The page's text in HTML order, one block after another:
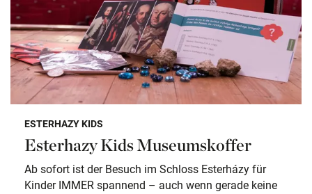
ESTERHAZY KIDS
Esterhazy Kids Museumskoffer
Ab sofort ist der Besuch im Schloss Esterházy für
Kinder IMMER spannend – auch wenn gerade keine